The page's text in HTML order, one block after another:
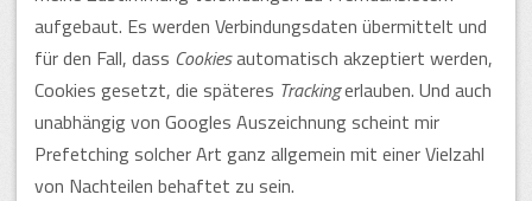
aufgebaut. Es werden Verbindungsdaten übermittelt und
für den Fall, dass Cookiesautomatisch akzeptiert werden,
Cookies gesetzt, die späteres Trackingerlauben. Und auch
unabhängig von Googles Auszeichnung scheint mir
Prefetching solcher Art ganz allgemein mit einer Vielzahl
von Nachteilen behaftet zu sein.